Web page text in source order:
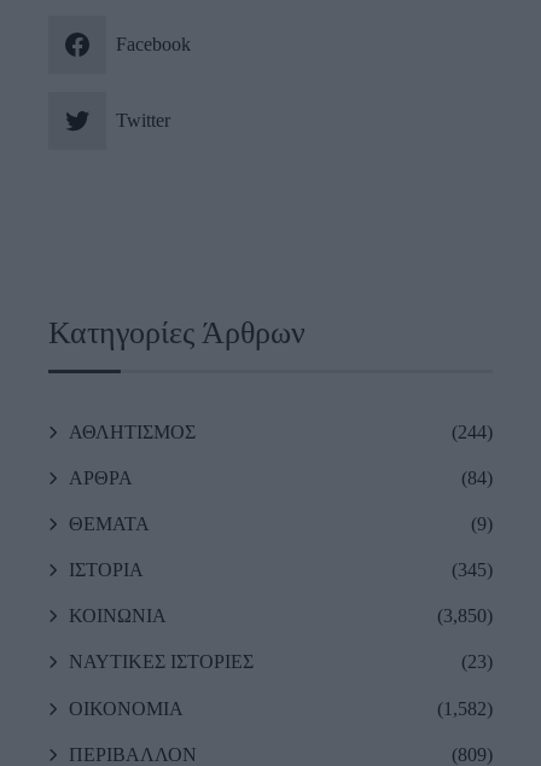
Facebook
Twitter
Κατηγορίες Άρθρων
ΑΘΛΗΤΙΣΜΟΣ (244)
ΑΡΘΡΑ (84)
ΘΕΜΑΤΑ (9)
ΙΣΤΟΡΙΑ (345)
ΚΟΙΝΩΝΙΑ (3,850)
ΝΑΥΤΙΚΕΣ ΙΣΤΟΡΙΕΣ (23)
ΟΙΚΟΝΟΜΙΑ (1,582)
ΠΕΡΙΒΑΛΛΟΝ (809)